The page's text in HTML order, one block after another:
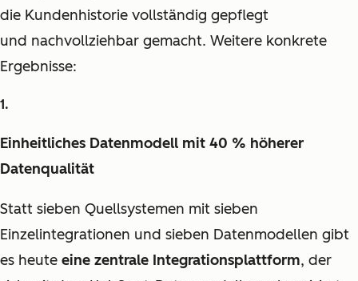
die Kundenhistorie vollständig gepflegt
und nachvollziehbar gemacht. Weitere konkrete
Ergebnisse:
Einheitliches Datenmodell mit 40 % höherer
Datenqualität
Statt sieben Quellsystemen mit sieben
Einzelintegrationen und sieben Datenmodellen gibt
es heute eine zentrale Integrationsplattform, der